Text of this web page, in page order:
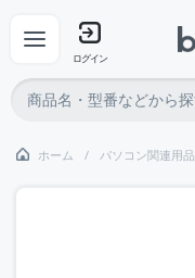
ログイン
ホーム パソコン関連用品